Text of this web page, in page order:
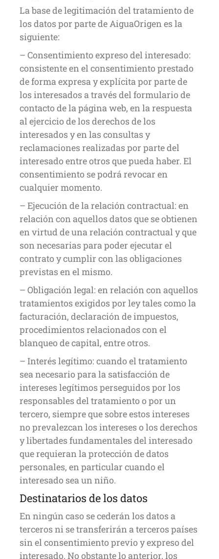
La base de legitimación del tratamiento de
los datos por parte de AiguaOrigen es la
siguiente:
– Consentimiento expreso del interesado:
consistente en el consentimiento prestado
de forma expresa y explícita por parte de
los interesados a través del formulario de
contacto de la página web, en la respuesta
al ejercicio de los derechos de los
interesados y en las consultas y
reclamaciones realizadas por parte del
interesado entre otros que pueda haber. El
consentimiento se podrá revocar en
cualquier momento.
– Ejecución de la relación contractual: en
relación con aquellos datos que se obtienen
en virtud de una relación contractual y que
son necesarias para poder ejecutar el
contrato y cumplir con las obligaciones
previstas en el mismo.
– Obligación legal: en relación con aquellos
tratamientos exigidos por ley tales como la
facturación, declaración de impuestos,
procedimientos relacionados con el
blanqueo de capital, entre otros.
– Interés legítimo: cuando el tratamiento
sea necesario para la satisfacción de
intereses legítimos perseguidos por los
responsables del tratamiento o por un
tercero, siempre que sobre estos intereses
no prevalezcan los intereses o los derechos
y libertades fundamentales del interesado
que requieran la protección de datos
personales, en particular cuando el
interesado sea un niño.
Destinatarios de los datos
En ningún caso se cederán los datos a
terceros ni se transferirán a terceros países
sin el consentimiento previo y expreso del
interesado. No obstante lo anterior, los